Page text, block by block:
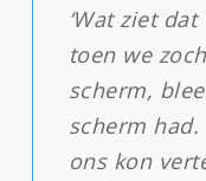
‘Wat ziet
toen we
scherm,
scherm
ons kon